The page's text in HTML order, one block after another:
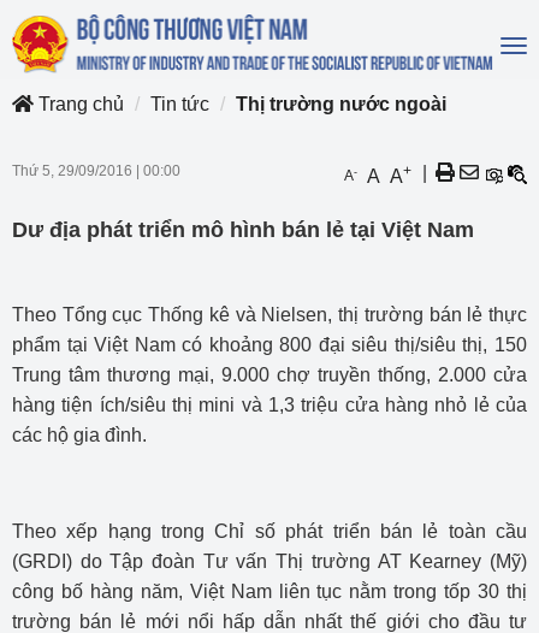
Trang chủ
Tin tức Thị trường nước ngoài
Thứ 5, 29/09/2016 00:00 A- A A+
Dư địa phát triển mô hình bán lẻ tại Việt Nam
Theo Tổng cục Thống kê và Nielsen, thị trường bán lẻ thực
phẩm tại Việt Nam có khoảng 800 đại siêu thị/siêu thị, 150
Trung tâm thương mại, 9.000 chợ truyền thống, 2.000 cửa
hàng tiện ích/siêu thị mini và 1,3 triệu cửa hàng nhỏ lẻ của
các hộ gia đình.
Theo xếp hạng trong Chỉ số phát triển bán lẻ toàn cầu
(GRDI) do Tập đoàn Tư vấn Thị trường AT Kearney (Mỹ)
công bố hàng năm, Việt Nam liên tục nằm trong tốp 30 thị
trường bán lẻ mới nổi hấp dẫn nhất thế giới cho đầu tư